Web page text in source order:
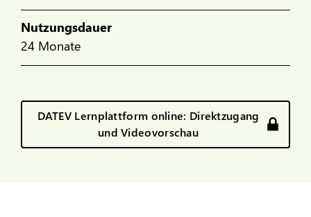
Nutzungsdauer
24 Monate
DATEV Lernplattform online: Direktzugang
und Videovorschau